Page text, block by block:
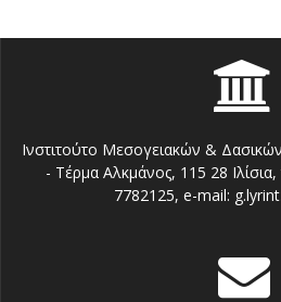
Ινστιτούτο Μεσογειακών &
- Τέρμα Αλκμάνος, 115 28
7782125, e-mail: